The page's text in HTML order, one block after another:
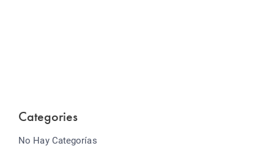
Categories
No Hay Categorías